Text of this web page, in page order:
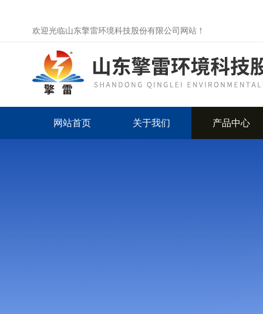
欢迎光临山东擎雷环境科技股份有限公司网站！
网站首页 关于我们 产品中心